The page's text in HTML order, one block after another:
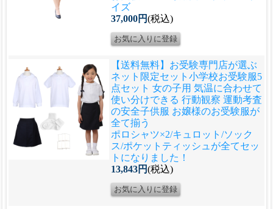
イズ
37,000円(税込)
【送料無料】お受験専門店が選ぶ
ネット限定セット 小学校お受験服5
点セット 女の子用 気温に合わせて
使い分けできる 行動観察 運動考査
の安全子供服 お嬢様のお受験服が
全て揃う
ポロシャツ×2/キュロット/ソック
ス/ポケットティッシュが全てセッ
トになりました！
13,843円(税込)